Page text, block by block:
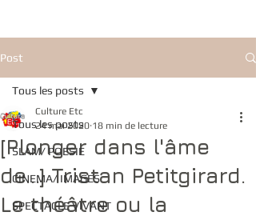
Post
Tous les posts
SLAM/ POESIE
CINEMA/ IMAGES
SPECTACLE VIVANT
Tous les posts
[Plonger dans l'âme
de...] Tristan Petitgirard.
Le théâtre ou la
Culture Etc
24 mai 2020 18 min de lecture